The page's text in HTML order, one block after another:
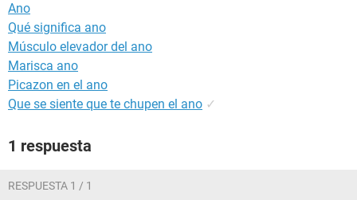
Ano
Qué significa ano
Músculo elevador del ano
Marisca ano
Picazon en el ano
Que se siente que te chupen el ano ✓
1 respuesta
RESPUESTA 1 / 1